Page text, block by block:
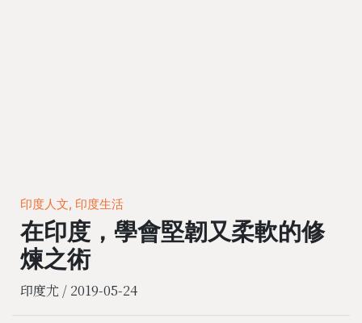
印度人文, 印度生活
在印度，學會堅韌又柔軟的修
煉之術
印度尤 / 2019-05-24